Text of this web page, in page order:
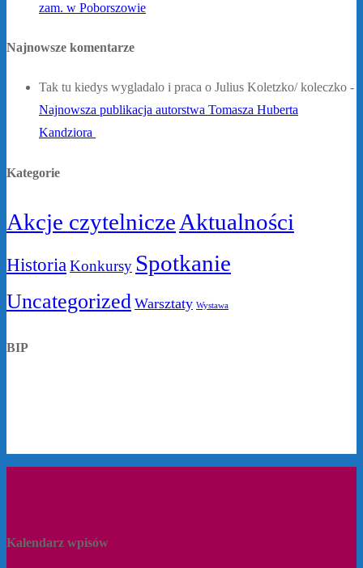
zam. w Poborszowie
Najnowsze komentarze
Tak tu kiedys wygladalo i praca o Julius Koletzko/ koleczko -
Najnowsza publikacja autorstwa Tomasza Huberta
Kandziora
Kategorie
Akcje czytelnicze Aktualności
Historia Konkursy Spotkanie
Uncategorized Warsztaty Wystawa
BIP
Kalendarz wpisów